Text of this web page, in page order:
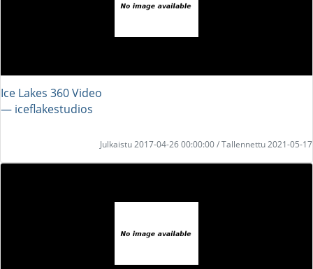
Ice Lakes 360 Video
― iceflakestudios
Julkaistu 2017-04-26 00:00:00 / Tallennettu 2021-05-17